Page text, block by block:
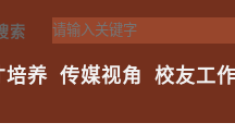
索
培养 传媒视角 校友工作